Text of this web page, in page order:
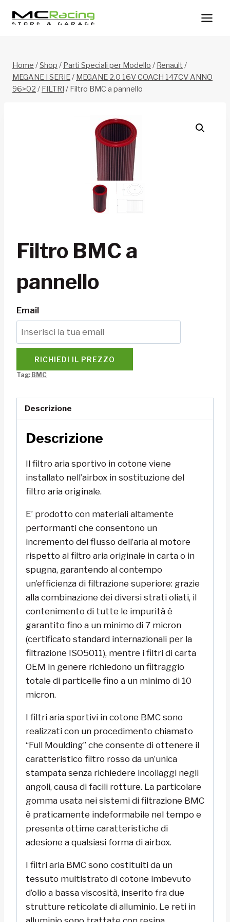
Home /Shop / Parti Speciali per Modello / Renault /
MEGANE I SERIE/ MEGANE 2.0 16V COACH 147CV ANNO
96>02 / FILTRI / Filtro BMC a pannello
Filtro BMC a
pannello
Email
RICHIEDI IL PREZZO
Tag: BMC
Descrizione
Descrizione
Il filtro aria sportivo in cotone viene
installato nell’airbox in sostituzione del
filtro aria originale.
E’ prodotto con materiali altamente
performanti che consentono un
incremento del flusso dell’aria al motore
rispetto al filtro aria originale in carta o in
spugna, garantendo al contempo
un’efficienza di filtrazione superiore: grazie
alla combinazione dei diversi strati oliati, il
contenimento di tutte le impurità è
garantito fino a un minimo di 7 micron
(certificato standard internazionali per la
filtrazione ISO5011), mentre i filtri di carta
OEM in genere richiedono un filtraggio
totale di particelle fino a un minimo di 10
micron.
I filtri aria sportivi in cotone BMC sono
realizzati con un procedimento chiamato
“Full Moulding” che consente di ottenere il
caratteristico filtro rosso da un’unica
stampata senza richiedere incollaggi negli
angoli, causa di facili rotture. La particolare
gomma usata nei sistemi di filtrazione BMC
è praticamente indeformabile nel tempo e
presenta ottime caratteristiche di
adesione a qualsiasi forma di airbox.
I filtri aria BMC sono costituiti da un
tessuto multistrato di cotone imbevuto
d’olio a bassa viscosità, inserito fra due
strutture reticolate di alluminio. Le reti in